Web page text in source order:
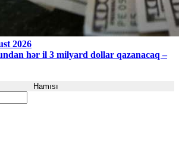
2026
hər il 3 milyard dollar qazanacaq –
Hamısı